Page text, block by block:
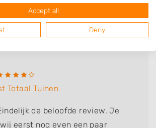
gingen u voor
Totaal Tuinen
de beloofde review. Je
eerst nog even een paar
Accept all
Deny